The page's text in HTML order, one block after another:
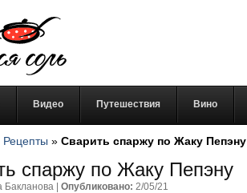
Видео Путешествия Вино
Рецепты » Сварить спаржу по Жаку Пепэну
спаржу по Жаку Пепэну
Бакланова | Опубликовано: 2/05/21